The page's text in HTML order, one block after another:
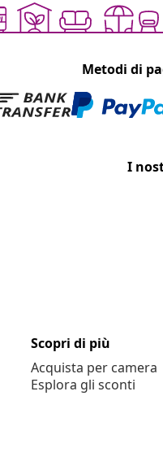
Metodi di
I
Scopri di più
Acquista per camera
Esplora gli sconti